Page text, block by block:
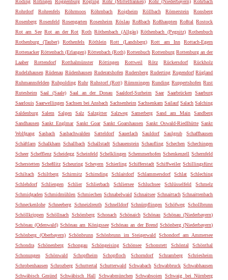
Roding Röfingen Roggenburg Rögling Rohr (Mittelfranken) Rohr (Niederbayern) Rohrbach
Rohrdorf
Rohrenfels Röhrmoos Röhrnbach Roigheim Röllbach Römerstein
Ronsberg
Rosenberg Rosenfeld Rosengarten Rosenheim Röslau Roßbach Roßhaupten Roßtal Rostock
Rot am See Rot an der Rot Roth Röthenbach (Allgäu) Röthenbach (Pegnitz) Rothenbuch
Rothenburg (Tauber)
Rothenfels Röthlein Rott (Landsberg) Rott am Inn
Rottach-Egern
Rottenacker Röttenbach (Erlangen) Röttenbach (Roth) Rottenbuch Rottenburg Rottenburg an der
Laaber
Rottendorf Rotthalmünster Röttingen Rottweil Rötz Rückersdorf
Rückholz
Rudelzhausen Rüdenau Rüdenhausen Ruderatshofen Rudersberg Ruderting Rugendorf Rügland
Ruhmannsfelden Ruhpolding Ruhr Ruhstorf (Rott) Rümmingen Runding Ruppertshofen Rust
Rutesheim
Saal (Saale) Saal an der Donau Saaldorf-Surheim Saar Saarbrücken
Saarburg
Saarlouis Saarwellingen Sachsen bei Ansbach Sachsenheim Sachsenkam Sailauf Salach Salching
Saldenburg
Salem Salgen Salz Salzgitter Salzweg Samerberg Sand am Main
Sandberg
Sandhausen Sankt Englmar Sankt Goar Sankt Goarshausen Sankt Oswald-Riedlhütte Sankt
Wolfgang
Sasbach Sasbachwalden Satteldorf Sauerlach Sauldorf Saulgrub
Schaffhausen
Schäftlarn Schalkham Schallbach Schallstadt Schauenstein Schaufling Schechen Schechingen
Scheer Schefflenz Scheidegg Scheinfeld Schelklingen Schemmerhofen Schenkenzell Schernfeld
Scherstetten Scheßlitz Scheuring Scheyern Schierling Schifferstadt Schiffweiler Schillingsfürst
Schiltach
Schiltberg Schirmitz Schirnding Schlaitdorf Schlammersdorf Schlat
Schleching
Schlehdorf
Schliengen Schlier Schlierbach Schliersee Schluchsee Schlüsselfeld
Schmelz
Schmidgaden Schmidmühlen Schmiechen Schnabelwaid Schnaitsee Schnaittach Schnaittenbach
Schneckenlohe Schneeberg Schneizlreuth Schnelldorf Schnürpflingen Schöfweg Schollbrunn
Schöllkrippen Schöllnach Schömberg Schonach Schönaich Schönau Schönau (Niederbayern)
Schönau (Odenwald) Schönau am Königssee Schönau an der Brend Schönberg (Niederbayern)
Schönberg (Oberbayern) Schönbrunn Schönbrunn im Steigerwald Schondorf am Ammersee
Schondra
Schönenberg Schongau Schöngeising Schönsee Schonstett Schöntal
Schönthal
Schonungen
Schönwald Schopfheim Schopfloch Schorndorf Schramberg
Schriesheim
Schrobenhausen Schrozberg Schuttertal Schutterwald Schwabach Schwabbruck Schwabhausen
Schwäbisch Gmünd Schwäbisch Hall Schwabmünchen Schwabsoien Schwaig bei Nürnberg